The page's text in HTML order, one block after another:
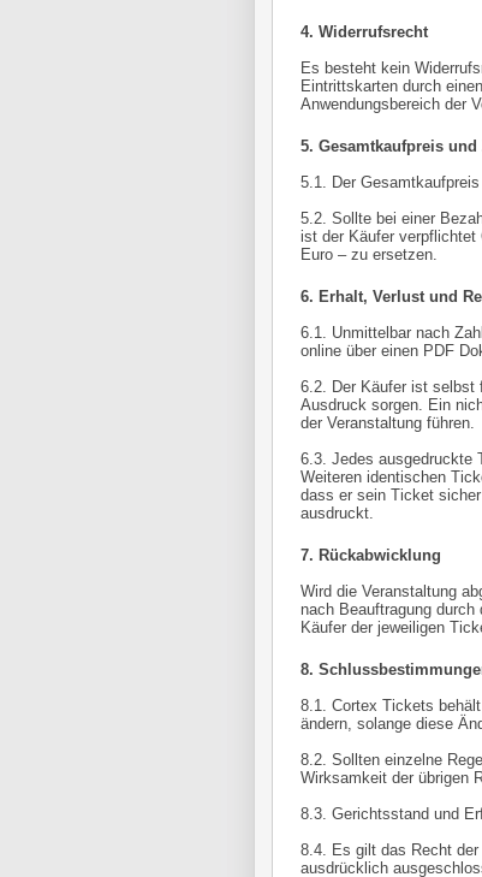
4. Widerrufsrecht
Es besteht kein
Eintrittskarten durch
Anwendungsbereich der
5. Gesamtkaufpreis
5.1. Der
5.2. Sollte bei einer
ist der Käufer verpflichtet
Euro – zu ersetzen.
6. Erhalt, Verlust und
6.1. Unmittelbar nach
online über einen PDF
6.2. Der Käufer ist selbst
Ausdruck sorgen. Ein
der Veranstaltung führen.
6.3. Jedes ausgedruckte
Weiteren identischen
dass er sein Ticket
ausdruckt.
7. Rückabwicklung
Wird die Veranstaltung
nach Beauftragung
Käufer der jeweiligen
8.
8.1. Cortex Tickets
ändern, solange diese
8.2. Sollten einzelne
Wirksamkeit der übrigen
8.3. Gerichtsstand und
8.4. Es gilt das Recht der
ausdrücklich